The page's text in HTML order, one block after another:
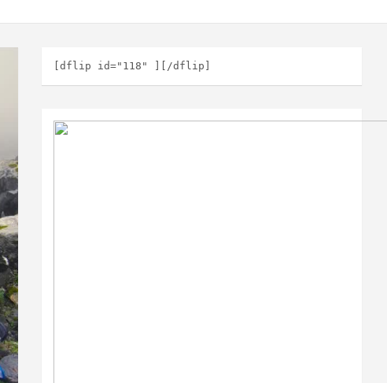
[dflip id="118" ][/dflip]